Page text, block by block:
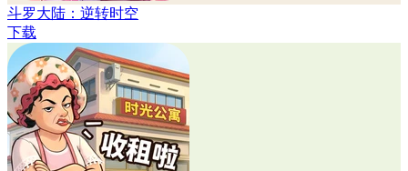
斗罗大陆：逆转时空
下载